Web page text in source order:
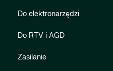
Do elektronarzędzi
Do RTV i AGD
Zasilanie